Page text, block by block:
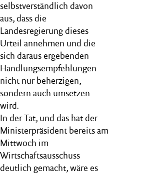
selbstverständlich davon
aus, dass die
Landesregierung dieses
Urteil annehmen und die
sich daraus ergebenden
Handlungsempfehlungen
nicht nur beherzigen,
sondern auch umsetzen
wird.
In der Tat, und das hat der
Ministerpräsident bereits am
Mittwoch im
Wirtschaftsausschuss
deutlich gemacht, wäre es